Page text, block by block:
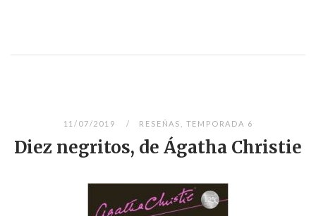
11/07/2019 RESEÑAS TEMPORADA 6
Diez negritos, de Ágatha Christie